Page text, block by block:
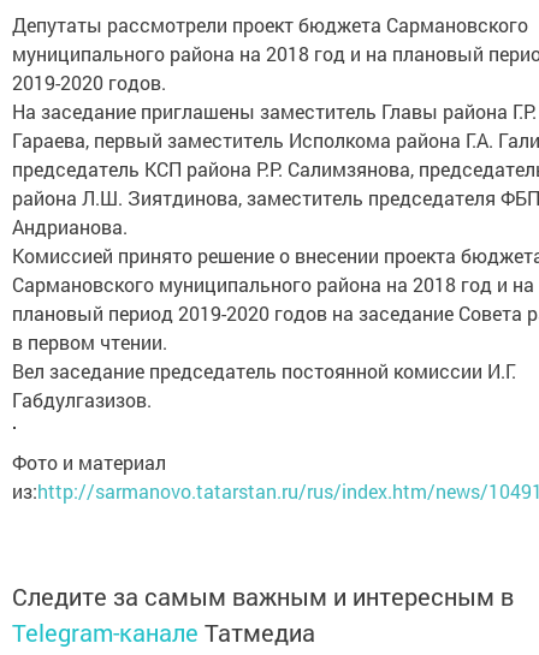
Депутаты рассмотрели проект бюджета Сармановского
муниципального района на 2018 год и на плановый
2019-2020 годов.
На заседание приглашены заместитель Главы района Г.Р.
Гараева, первый заместитель Исполкома района Г.А.
председатель КСП района Р.Р. Салимзянова,
района Л.Ш. Зиятдинова, заместитель председателя
Андрианова.
Комиссией принято решение о внесении проекта
Сармановского муниципального района на 2018 год и на
плановый период 2019-2020 годов на заседание Совета
в первом чтении.
Вел заседание председатель постоянной комиссии И.Г.
Габдулгазизов.
Фото и материал
из:http://sarmanovo.tatarstan.ru/rus/index.htm/news/
Следите за самым важным и интересным в
Telegram-канале Татмедиа